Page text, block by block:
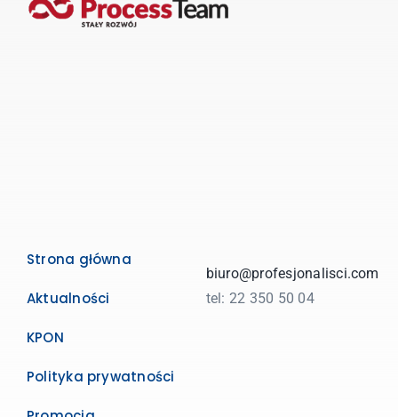
Strona główna
Aktualności
KPON
Polityka prywatności
biuro@profesjonalisci.com
tel: 22 350 50 04